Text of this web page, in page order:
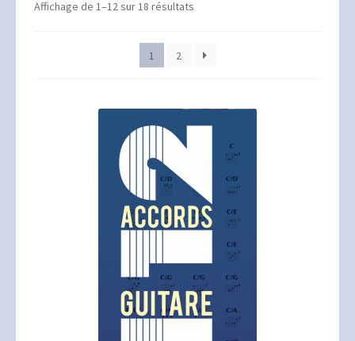
Mon compte
Affichage de 1–12 sur 18 résultats
1 2